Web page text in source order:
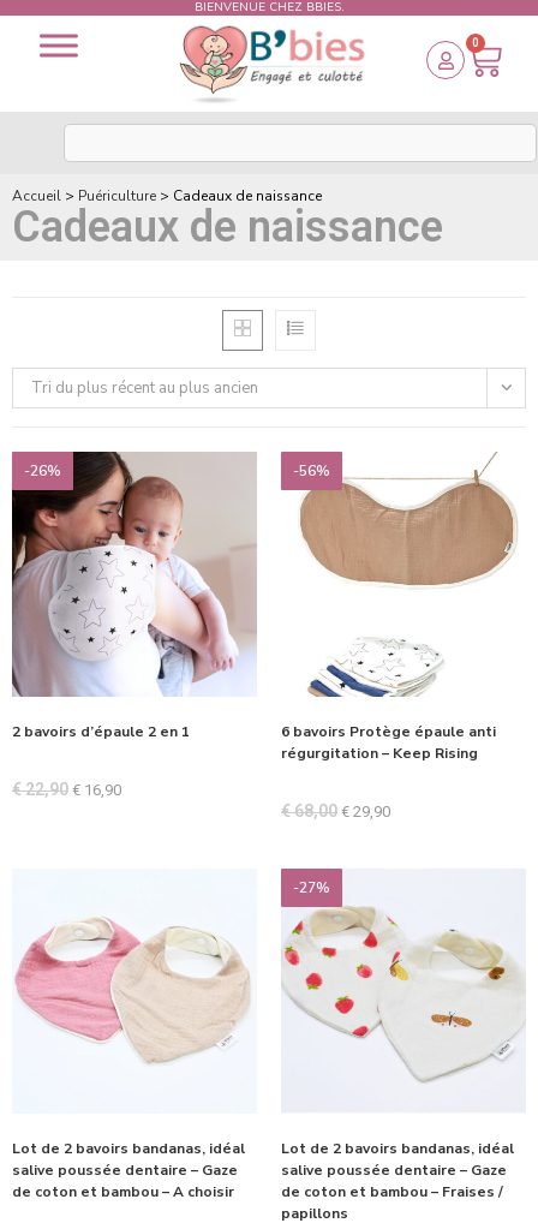
BIENVENUE CHEZ BBIES.
0
Accueil > Puériculture > Cadeaux de naissance
Cadeaux de naissance
Tri du plus récent au plus ancien
-26%
2 bavoirs d’épaule 2 en 1
€22,90 € 16,90
-56%
6 bavoirs Protège épaule anti
régurgitation – Keep Rising
€68,00 € 29,90
Lot de 2 bavoirs bandanas, idéal
salive poussée dentaire – Gaze
de coton et bambou – A choisir
-27%
Lot de 2 bavoirs bandanas, idéal
salive poussée dentaire – Gaze
de coton et bambou – Fraises /
papillons